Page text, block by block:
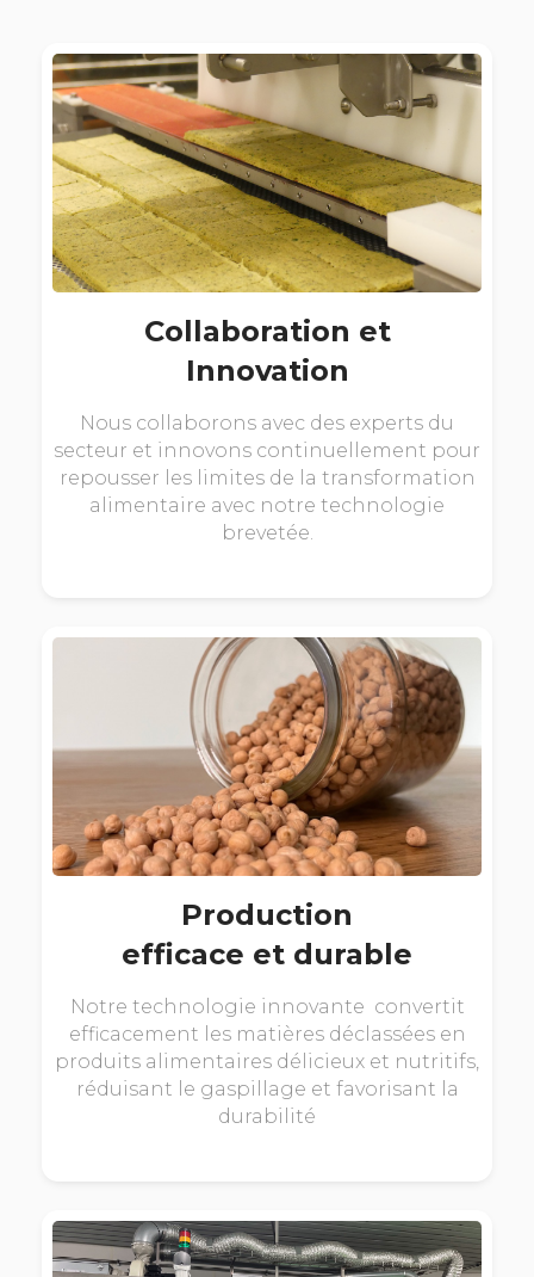
Collaboration et
Innovation
Nous collaborons avec des experts du
secteur et innovons continuellement pour
repousser les limites de la transformation
alimentaire avec notre technologie
brevetée.
Production
efficace et durable
Notre technologie innovante convertit
efficacement les matières déclassées en
produits alimentaires délicieux et nutritifs,
réduisant le gaspillage et favorisant la
durabilité